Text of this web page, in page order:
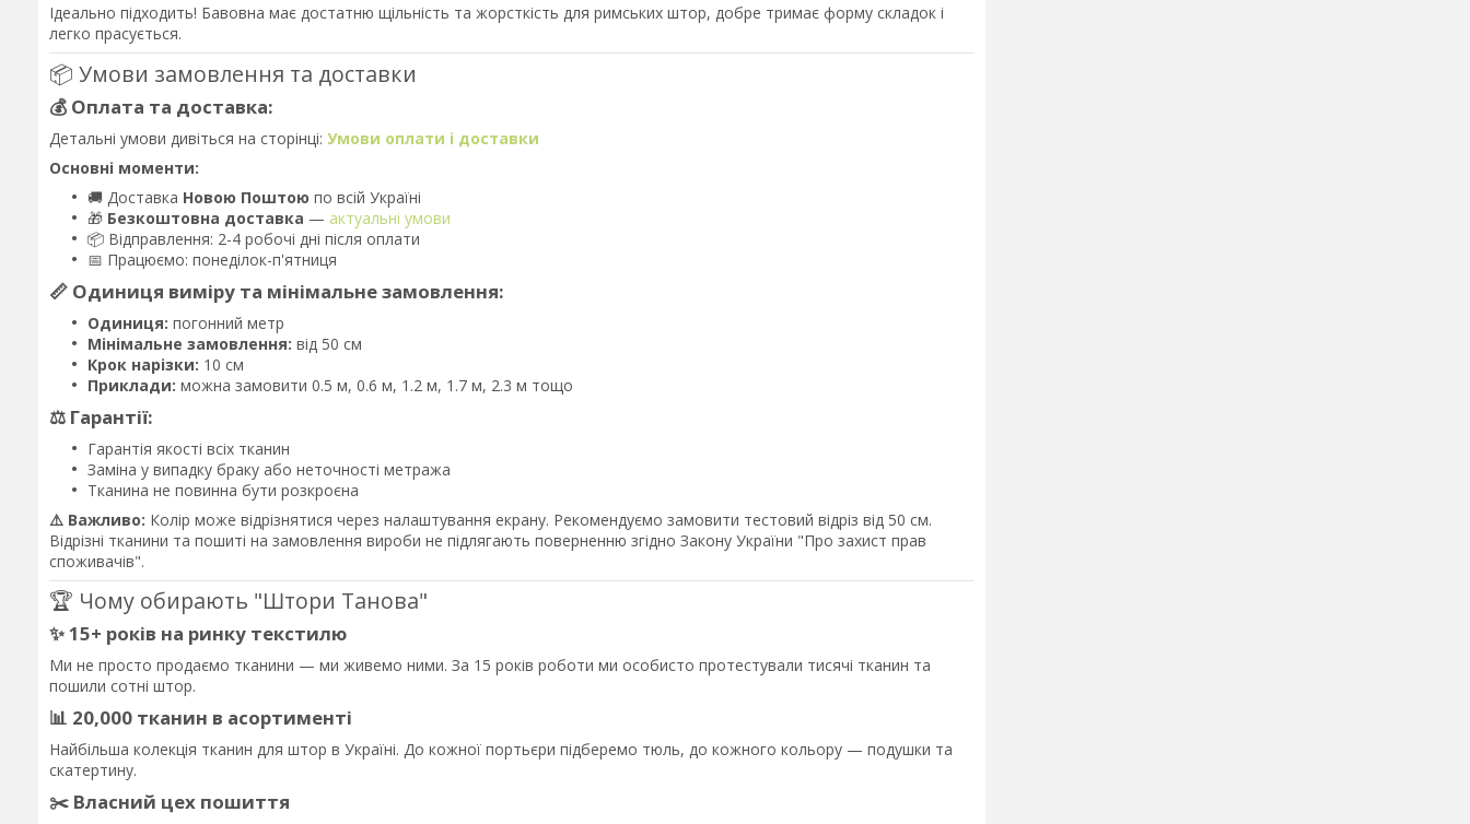
Ідеально підходить! Бавовна має достатню щільність та жорсткість для римських штор, добре тримає форму складок і
легко прасується.
📦 Умови замовлення та доставки
💰 Оплата та доставка:
Детальні умови дивіться на сторінці: Умови оплати і доставки
Основні моменти:
🚚 Доставка Новою Поштою по всій Україні
🎁 Безкоштовна доставка — актуальні умови
📦 Відправлення: 2-4 робочі дні після оплати
📅 Працюємо: понеділок-п'ятниця
📏 Одиниця виміру та мінімальне замовлення:
Одиниця: погонний метр
Мінімальне замовлення: від 50 см
Крок нарізки: 10 см
Приклади: можна замовити 0.5 м, 0.6 м, 1.2 м, 1.7 м, 2.3 м тощо
⚖️ Гарантії:
Гарантія якості всіх тканин
Заміна у випадку браку або неточності метража
Тканина не повинна бути розкроєна
⚠️ Важливо: Колір може відрізнятися через налаштування екрану. Рекомендуємо замовити тестовий відріз від 50 см.
Відрізні тканини та пошиті на замовлення вироби не підлягають поверненню згідно Закону України "Про захист прав
споживачів".
🏆 Чому обирають "Штори Танова"
✨ 15+ років на ринку текстилю
Ми не просто продаємо тканини — ми живемо ними. За 15 років роботи ми особисто протестували тисячі тканин та
пошили сотні штор.
📊 20,000 тканин в асортименті
Найбільша колекція тканин для штор в Україні. До кожної портьєри підберемо тюль, до кожного кольору — подушки та
скатертину.
✂️ Власний цех пошиття